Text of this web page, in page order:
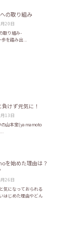
の取り組み
20日
取り組み-
を踏み出...
けず元気に！
13日
の山本宝(yamamoto
を始めた理由は？
26日
気になっておられる
はじめた理由やどん